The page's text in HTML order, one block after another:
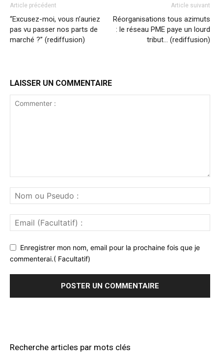
Article précédent
“Excusez-moi, vous n’auriez
pas vu passer nos parts de
marché ?” (rediffusion)
Article suivant
Réorganisations tous azimuts
: le réseau PME paye un lourd
tribut… (rediffusion)
LAISSER UN COMMENTAIRE
Enregistrer mon nom, email pour la prochaine fois que je
commenterai.( Facultatif)
Recherche articles par mots clés